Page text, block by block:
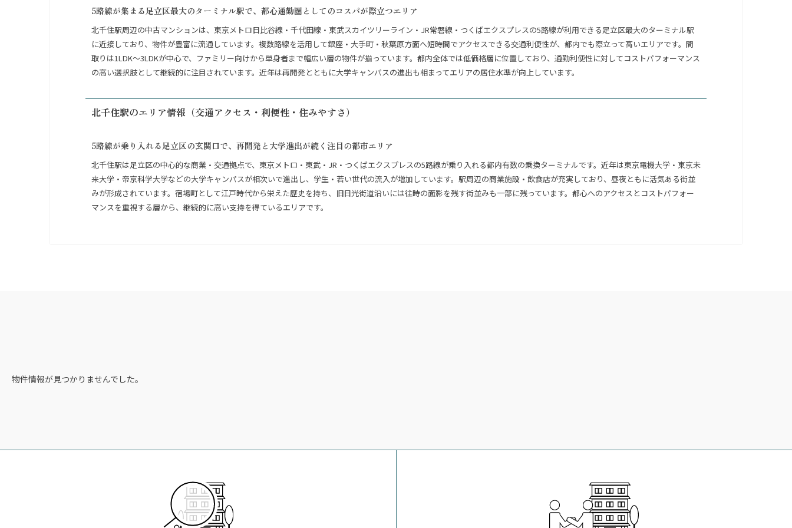
5路線が集まる足立区最大のターミナル駅で、都心通勤圏としてのコスパが際立つエリア
北千住駅周辺の中古マンションは、東京メトロ日比谷線・千代田線・東武スカイツリーライン・JR常磐線・つくばエクスプレスの5路線が利用できる足立区最大のターミナル駅
に近接しており、物件が豊富に流通しています。複数路線を活用して銀座・大手町・秋葉原方面へ短時間でアクセスできる交通利便性が、都内でも際立って高いエリアです。間
取りは1LDK〜3LDKが中心で、ファミリー向けから単身者まで幅広い層の物件が揃っています。都内全体では低価格層に位置しており、通勤利便性に対してコストパフォーマンス
の高い選択肢として継続的に注目されています。近年は再開発とともに大学キャンパスの進出も相まってエリアの居住水準が向上しています。
北千住駅のエリア情報（交通アクセス・利便性・住みやすさ）
5路線が乗り入れる足立区の玄関口で、再開発と大学進出が続く注目の都市エリア
北千住駅は足立区の中心的な商業・交通拠点で、東京メトロ・東武・JR・つくばエクスプレスの5路線が乗り入れる都内有数の乗換ターミナルです。近年は東京電機大学・東京未
来大学・帝京科学大学などの大学キャンパスが相次いで進出し、学生・若い世代の流入が増加しています。駅周辺の商業施設・飲食店が充実しており、昼夜ともに活気ある街並
みが形成されています。宿場町として江戸時代から栄えた歴史を持ち、旧日光街道沿いには往時の面影を残す街並みも一部に残っています。都心へのアクセスとコストパフォー
マンスを重視する層から、継続的に高い支持を得ているエリアです。
物件情報が見つかりませんでした。